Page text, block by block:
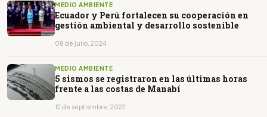
MEDIO AMBIENTE
Ecuador y Perú fortalecen su cooperación en
gestión ambiental y desarrollo sostenible
08 de julio, 2024
MEDIO AMBIENTE
5 sismos se registraron en las últimas horas
frente a las costas de Manabí
12 de septiembre, 2022